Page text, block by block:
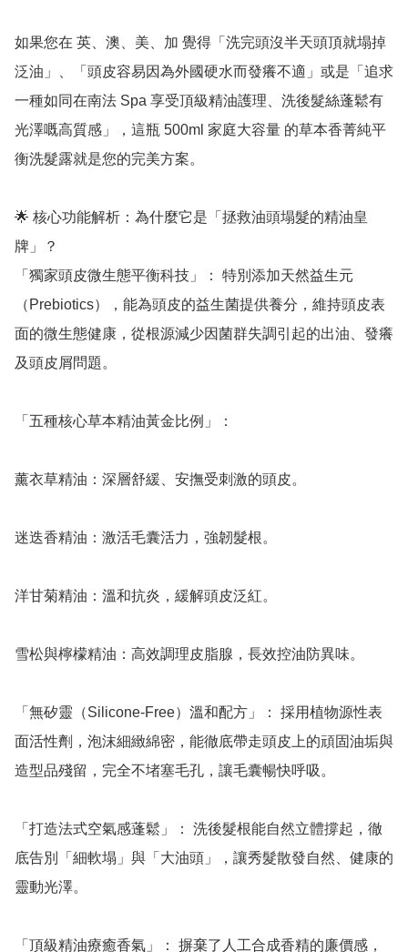
如果您在 英、澳、美、加 覺得「洗完頭沒半天頭頂就塌掉
泛油」、「頭皮容易因為外國硬水而發癢不適」或是「追求
一種如同在南法 Spa 享受頂級精油護理、洗後髮絲蓬鬆有
光澤嘅高質感」，這瓶 500ml 家庭大容量 的草本香菁純平
衡洗髮露就是您的完美方案。
🌟 核心功能解析：為什麼它是「拯救油頭塌髮的精油皇
牌」？
「獨家頭皮微生態平衡科技」： 特別添加天然益生元
（Prebiotics），能為頭皮的益生菌提供養分，維持頭皮表
面的微生態健康，從根源減少因菌群失調引起的出油、發癢
及頭皮屑問題。
「五種核心草本精油黃金比例」：
薰衣草精油：深層舒緩、安撫受刺激的頭皮。
迷迭香精油：激活毛囊活力，強韌髮根。
洋甘菊精油：溫和抗炎，緩解頭皮泛紅。
雪松與檸檬精油：高效調理皮脂腺，長效控油防異味。
「無矽靈（Silicone-Free）溫和配方」： 採用植物源性表
面活性劑，泡沫細緻綿密，能徹底帶走頭皮上的頑固油垢與
造型品殘留，完全不堵塞毛孔，讓毛囊暢快呼吸。
「打造法式空氣感蓬鬆」： 洗後髮根能自然立體撐起，徹
底告別「細軟塌」與「大油頭」，讓秀髮散發自然、健康的
靈動光澤。
「頂級精油療癒香氣」： 摒棄了人工合成香精的廉價感，